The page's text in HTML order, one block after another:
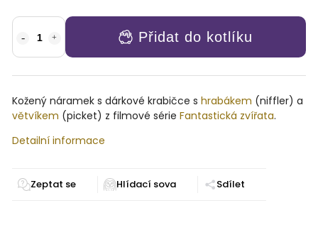
Přidat do kotlíku
Kožený náramek s dárkové krabičce s hrabákem (niffler) a
větvíkem (picket) z filmové série Fantastická zvířata.
Detailní informace
Zeptat se Sdílet